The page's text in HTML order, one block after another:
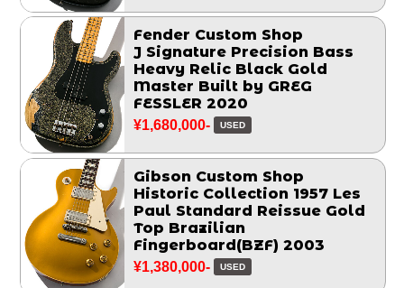
Fender Custom Shop
J Signature Precision Bass
Heavy Relic Black Gold
Master Built by GREG
FESSLER 2020
¥1,680,000- USED
Gibson Custom Shop
Historic Collection 1957 Les
Paul Standard Reissue Gold
Top Brazilian
Fingerboard(BZF) 2003
¥1,380,000- USED